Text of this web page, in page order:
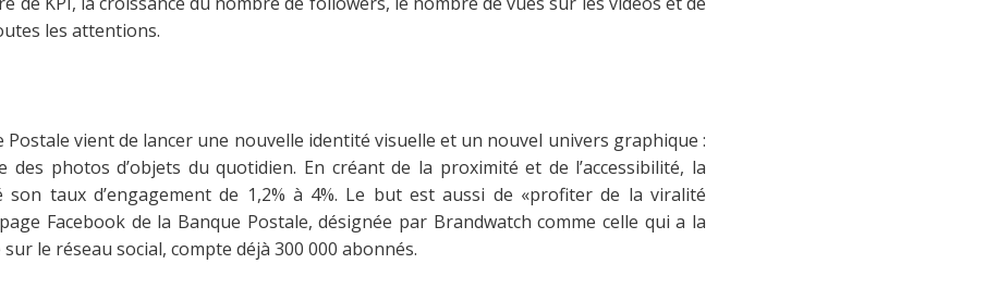
les attentions.
Postale vient de lancer une nouvelle identité visuelle et un nouvel univers graphique :
des photos d’objets du quotidien. En créant de la proximité et de l’accessibilité, la
son taux d’engagement de 1,2% à 4%. Le but est aussi de «profiter de la viralité
Facebook de la Banque Postale, désignée par Brandwatch comme celle qui a la
le réseau social, compte déjà 300 000 abonnés.